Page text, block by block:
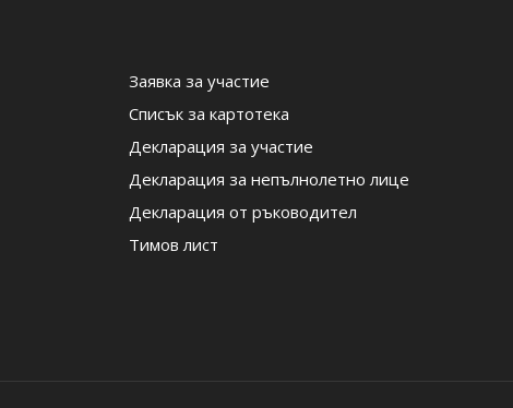
Заявка за участие
Списък за картотека
Декларация за участие
Декларация за непълнолетно лице
Декларация от ръководител
Тимов лист